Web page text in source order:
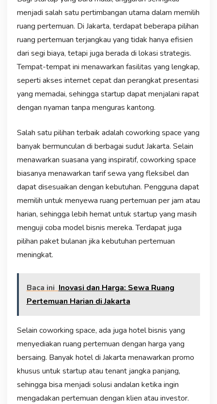
menjadi salah satu pertimbangan utama dalam memilih
ruang pertemuan. Di Jakarta, terdapat beberapa pilihan
ruang pertemuan terjangkau yang tidak hanya efisien
dari segi biaya, tetapi juga berada di lokasi strategis.
Tempat-tempat ini menawarkan fasilitas yang lengkap,
seperti akses internet cepat dan perangkat presentasi
yang memadai, sehingga startup dapat menjalani rapat
dengan nyaman tanpa menguras kantong.
Salah satu pilihan terbaik adalah coworking space yang
banyak bermunculan di berbagai sudut Jakarta. Selain
menawarkan suasana yang inspiratif, coworking space
biasanya menawarkan tarif sewa yang fleksibel dan
dapat disesuaikan dengan kebutuhan. Pengguna dapat
memilih untuk menyewa ruang pertemuan per jam atau
harian, sehingga lebih hemat untuk startup yang masih
menguji coba model bisnis mereka. Terdapat juga
pilihan paket bulanan jika kebutuhan pertemuan
meningkat.
Baca ini Inovasi dan Harga: Sewa Ruang
Pertemuan Harian di Jakarta
Selain coworking space, ada juga hotel bisnis yang
menyediakan ruang pertemuan dengan harga yang
bersaing. Banyak hotel di Jakarta menawarkan promo
khusus untuk startup atau tenant jangka panjang,
sehingga bisa menjadi solusi andalan ketika ingin
mengadakan pertemuan dengan klien atau investor.